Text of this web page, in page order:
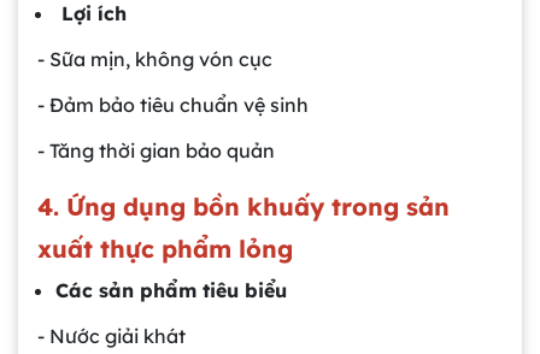
Lợi ích
- Sữa mịn, không vón cục
- Đảm bảo tiêu chuẩn vệ sinh
- Tăng thời gian bảo quản
4. Ứng dụng bồn khuấy trong sản
xuất thực phẩm lỏng
Các sản phẩm tiêu biểu
- Nước giải khát